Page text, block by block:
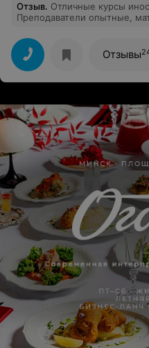
Отзыв. Отличные курсы
Преподаватели опытные,
Отзывы